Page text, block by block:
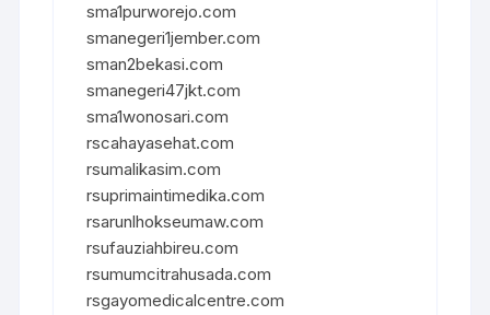
sma1purworejo.com
smanegeri1jember.com
sman2bekasi.com
smanegeri47jkt.com
sma1wonosari.com
rscahayasehat.com
rsumalikasim.com
rsuprimaintimedika.com
rsarunlhokseumaw.com
rsufauziahbireu.com
rsumumcitrahusada.com
rsgayomedicalcentre.com